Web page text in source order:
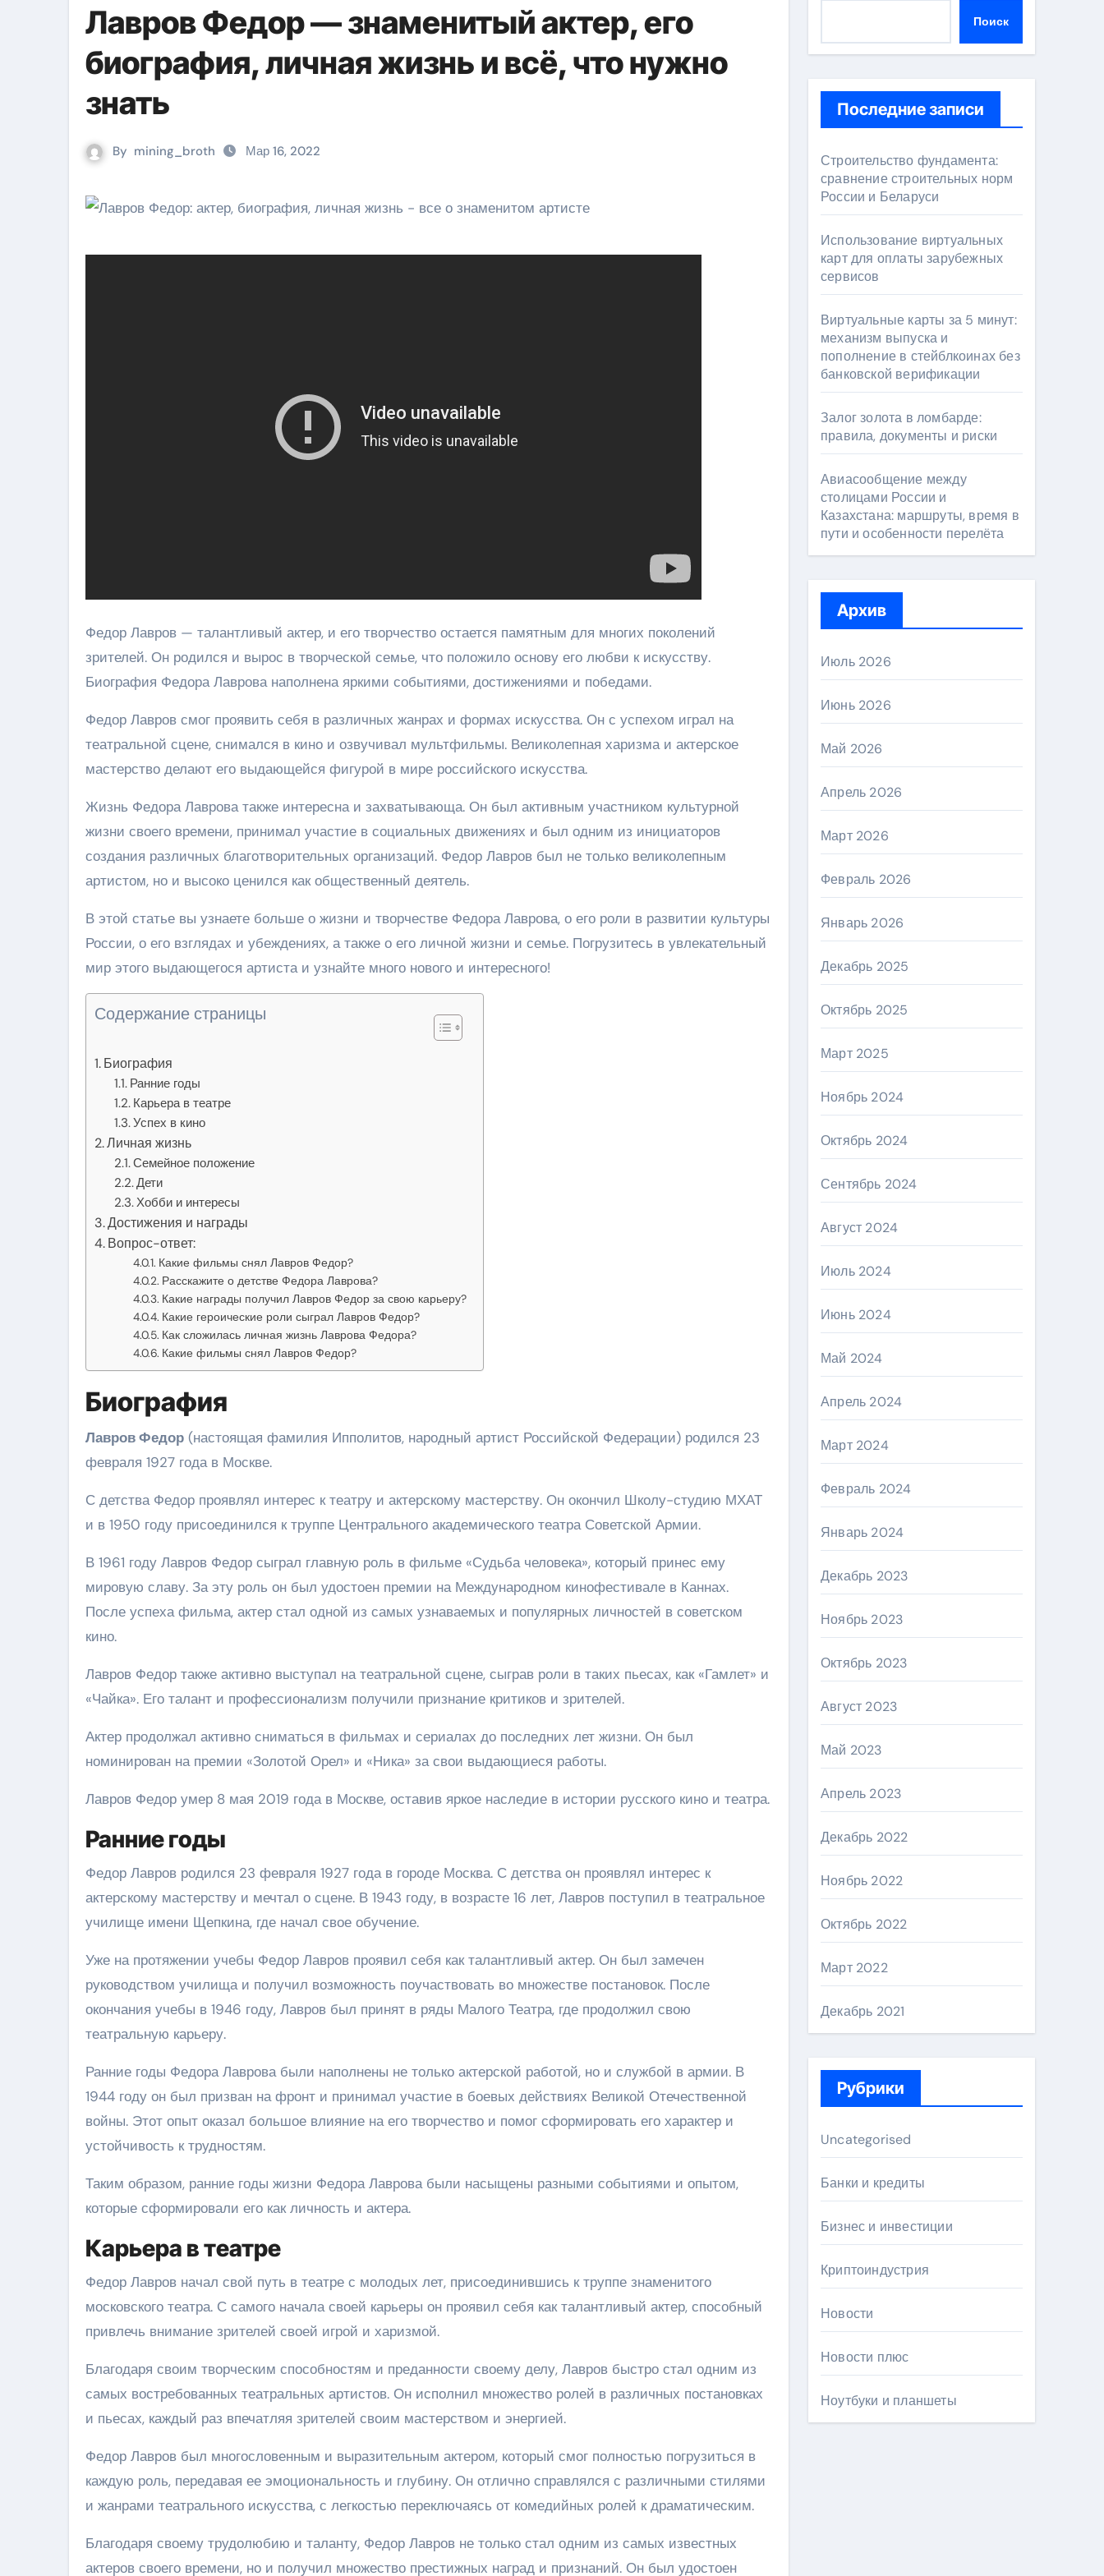
Лавров Федор — знаменитый актер, его
биография, личная жизнь и всё, что нужно
знать
By mining_broth Мар 16, 2022
Федор Лавров — талантливый актер, и его творчество остается памятным для многих поколений
зрителей. Он родился и вырос в творческой семье, что положило основу его любви к искусству.
Биография Федора Лаврова наполнена яркими событиями, достижениями и победами.
Федор Лавров смог проявить себя в различных жанрах и формах искусства. Он с успехом играл на
театральной сцене, снимался в кино и озвучивал мультфильмы. Великолепная харизма и актерское
мастерство делают его выдающейся фигурой в мире российского искусства.
Жизнь Федора Лаврова также интересна и захватывающа. Он был активным участником культурной
жизни своего времени, принимал участие в социальных движениях и был одним из инициаторов
создания различных благотворительных организаций. Федор Лавров был не только великолепным
артистом, но и высоко ценился как общественный деятель.
В этой статье вы узнаете больше о жизни и творчестве Федора Лаврова, о его роли в развитии культуры
России, о его взглядах и убеждениях, а также о его личной жизни и семье. Погрузитесь в увлекательный
мир этого выдающегося артиста и узнайте много нового и интересного!
Содержание страницы
Биография
Ранние годы
Карьера в театре
Успех в кино
Личная жизнь
Семейное положение
Дети
Хобби и интересы
Достижения и награды
Вопрос-ответ:
Какие фильмы снял Лавров Федор?
Расскажите о детстве Федора Лаврова?
Какие награды получил Лавров Федор за свою карьеру?
Какие героические роли сыграл Лавров Федор?
Как сложилась личная жизнь Лаврова Федора?
Какие фильмы снял Лавров Федор?
Биография
Лавров Федор (настоящая фамилия Ипполитов, народный артист Российской Федерации) родился 23
февраля 1927 года в Москве.
С детства Федор проявлял интерес к театру и актерскому мастерству. Он окончил Школу-студию МХАТ
и в 1950 году присоединился к труппе Центрального академического театра Советской Армии.
В 1961 году Лавров Федор сыграл главную роль в фильме «Судьба человека», который принес ему
мировую славу. За эту роль он был удостоен премии на Международном кинофестивале в Каннах.
После успеха фильма, актер стал одной из самых узнаваемых и популярных личностей в советском
кино.
Лавров Федор также активно выступал на театральной сцене, сыграв роли в таких пьесах, как «Гамлет» и
«Чайка». Его талант и профессионализм получили признание критиков и зрителей.
Актер продолжал активно сниматься в фильмах и сериалах до последних лет жизни. Он был
номинирован на премии «Золотой Орел» и «Ника» за свои выдающиеся работы.
Лавров Федор умер 8 мая 2019 года в Москве, оставив яркое наследие в истории русского кино и театра.
Ранние годы
Федор Лавров родился 23 февраля 1927 года в городе Москва. С детства он проявлял интерес к
актерскому мастерству и мечтал о сцене. В 1943 году, в возрасте 16 лет, Лавров поступил в театральное
училище имени Щепкина, где начал свое обучение.
Уже на протяжении учебы Федор Лавров проявил себя как талантливый актер. Он был замечен
руководством училища и получил возможность поучаствовать во множестве постановок. После
окончания учебы в 1946 году, Лавров был принят в ряды Малого Театра, где продолжил свою
театральную карьеру.
Ранние годы Федора Лаврова были наполнены не только актерской работой, но и службой в армии. В
1944 году он был призван на фронт и принимал участие в боевых действиях Великой Отечественной
войны. Этот опыт оказал большое влияние на его творчество и помог сформировать его характер и
устойчивость к трудностям.
Таким образом, ранние годы жизни Федора Лаврова были насыщены разными событиями и опытом,
которые сформировали его как личность и актера.
Карьера в театре
Федор Лавров начал свой путь в театре с молодых лет, присоединившись к труппе знаменитого
московского театра. С самого начала своей карьеры он проявил себя как талантливый актер, способный
привлечь внимание зрителей своей игрой и харизмой.
Благодаря своим творческим способностям и преданности своему делу, Лавров быстро стал одним из
самых востребованных театральных артистов. Он исполнил множество ролей в различных постановках
и пьесах, каждый раз впечатляя зрителей своим мастерством и энергией.
Федор Лавров был многословенным и выразительным актером, который смог полностью погрузиться в
каждую роль, передавая ее эмоциональность и глубину. Он отлично справлялся с различными стилями
и жанрами театрального искусства, с легкостью переключаясь от комедийных ролей к драматическим.
Благодаря своему трудолюбию и таланту, Федор Лавров не только стал одним из самых известных
актеров своего времени, но и получил множество престижных наград и признаний. Он был удостоен
Поиск
Последние записи
Строительство фундамента:
сравнение строительных норм
России и Беларуси
Использование виртуальных
карт для оплаты зарубежных
сервисов
Виртуальные карты за 5 минут:
механизм выпуска и
пополнение в стейблкоинах без
банковской верификации
Залог золота в ломбарде:
правила, документы и риски
Авиасообщение между
столицами России и
Казахстана: маршруты, время в
пути и особенности перелёта
Архив
Июль 2026
Июнь 2026
Май 2026
Апрель 2026
Март 2026
Февраль 2026
Январь 2026
Декабрь 2025
Октябрь 2025
Март 2025
Ноябрь 2024
Октябрь 2024
Сентябрь 2024
Август 2024
Июль 2024
Июнь 2024
Май 2024
Апрель 2024
Март 2024
Февраль 2024
Январь 2024
Декабрь 2023
Ноябрь 2023
Октябрь 2023
Август 2023
Май 2023
Апрель 2023
Декабрь 2022
Ноябрь 2022
Октябрь 2022
Март 2022
Декабрь 2021
Рубрики
Uncategorised
Банки и кредиты
Бизнес и инвестиции
Криптоиндустрия
Новости
Новости плюс
Ноутбуки и планшеты